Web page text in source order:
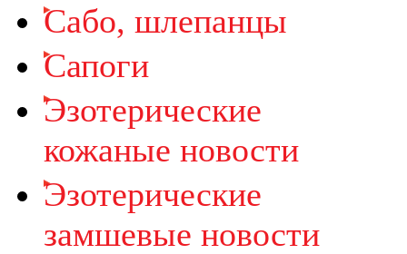
Cабо, шлепанцы
Сапоги
Эзотерические
кожаные новости
Эзотерические
замшевые новости